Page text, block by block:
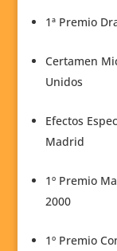
1ª Premio
Certamen
Unidos
Efectos
Madrid
1º Premio
2000
1º Premio